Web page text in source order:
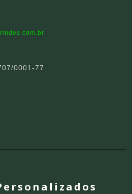
0001-77